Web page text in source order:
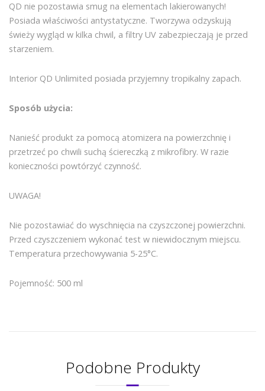
QD nie pozostawia smug na elementach lakierowanych!
Posiada właściwości antystatyczne. Tworzywa odzyskują
świeży wygląd w kilka chwil, a filtry UV zabezpieczają je przed
starzeniem.
Interior QD Unlimited posiada przyjemny tropikalny zapach.
Sposób użycia:
Nanieść produkt za pomocą atomizera na powierzchnię i
przetrzeć po chwili suchą ściereczką z mikrofibry. W razie
konieczności powtórzyć czynność.
UWAGA!
Nie pozostawiać do wyschnięcia na czyszczonej powierzchni.
Przed czyszczeniem wykonać test w niewidocznym miejscu.
Temperatura przechowywania 5-25°C.
Pojemność: 500 ml
Podobne Produkty